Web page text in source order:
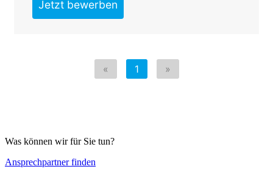
Was können wir für Sie tun?
Ansprechpartner finden